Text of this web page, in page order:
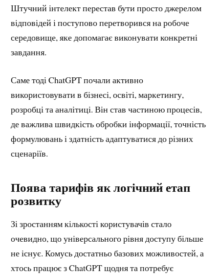
Штучний інтелект перестав бути просто джерелом
відповідей і поступово перетворився на робоче
середовище, яке допомагає виконувати конкретні
завдання.
Саме тоді ChatGPT почали активно
використовувати в бізнесі, освіті, маркетингу,
розробці та аналітиці. Він став частиною процесів,
де важлива швидкість обробки інформації, точність
формулювань і здатність адаптуватися до різних
сценаріїв.
Поява тарифів як логічний етап
розвитку
Зі зростанням кількості користувачів стало
очевидно, що універсального рівня доступу більше
не існує. Комусь достатньо базових можливостей, а
хтось працює з ChatGPT щодня та потребує